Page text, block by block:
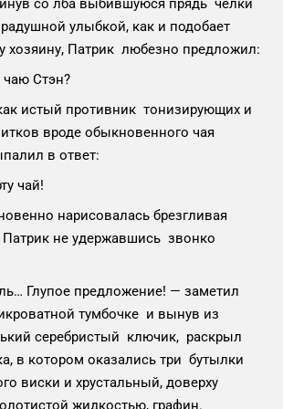
со лба выбившуюся прядь челки
улыбкой, как и подобает
хозяину, Патрик любезно предложил:
Стэн?
истый противник тонизирующих и
вроде обыкновенного чая
в ответ:
чай!
нарисовалась брезгливая
Патрик не удержавшись звонко
Глупое предложение! — заметил
тумбочке и вынув из
серебристый ключик, раскрыл
в котором оказались три бутылки
виски и хрустальный, доверху
жидкостью, графин.